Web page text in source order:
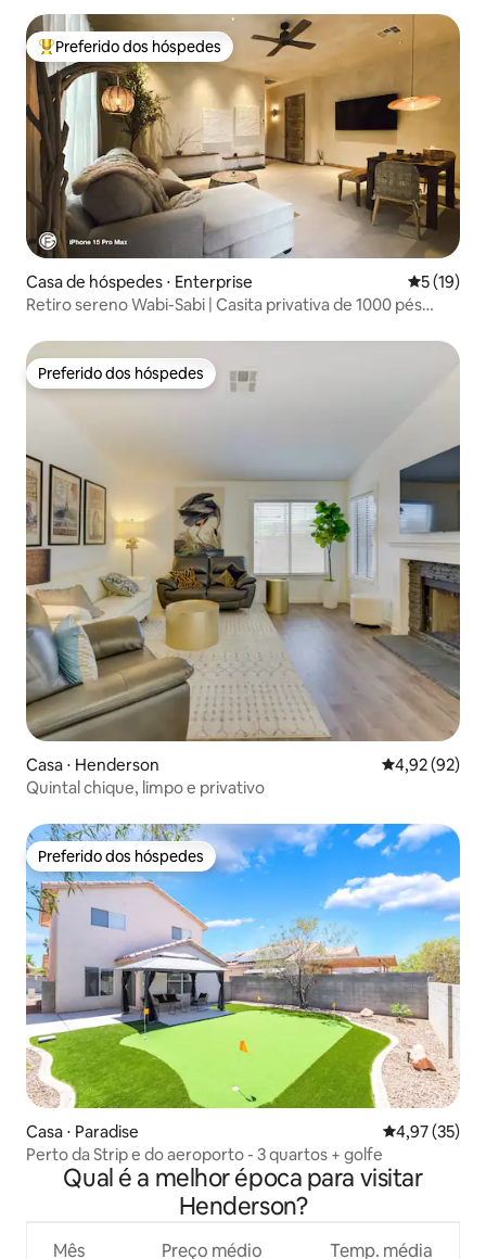
Entre os melhores preferidos dos hóspedes
Preferido dos hóspedes
Casa de hóspedes ⋅ Enterprise 5 de uma
5 (19)
Retiro sereno Wabi-Sabi | Casita privativa de 1000 pés
Preferido dos hóspedes
Preferido dos hóspedes
Casa ⋅ Henderson 4,92 de uma
4,92 (92)
Quintal chique, limpo e privativo
Preferido dos hóspedes
Preferido dos hóspedes
Casa ⋅ Paradise 4,97 de uma
4,97 (35)
Perto da Strip e do aeroporto - 3 quartos + golfe
Qual é a melhor época para visitar
Henderson?
Mês Preço médio Temp. média